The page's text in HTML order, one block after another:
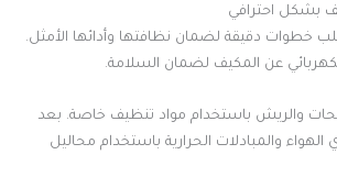
بشكل احترافي
خطوات دقيقة لضمان نظافتها وأدائها الأمثل.
عن المكيف لضمان السلامة.
والريش باستخدام مواد تنظيف خاصة. بعد
والمبادلات الحرارية باستخدام محاليل